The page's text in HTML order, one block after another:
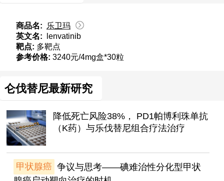
商品名:
乐卫玛
英文名:
lenvatinib
靶点: 多靶点
参考价格: 3240元/4mg盒*30粒
仑伐替尼最新研究
降低死亡风险38%， PD1帕博利珠单抗
（K药）与乐伐替尼组合疗法治疗
甲状腺癌 争议与思考——碘难治性分化型甲状